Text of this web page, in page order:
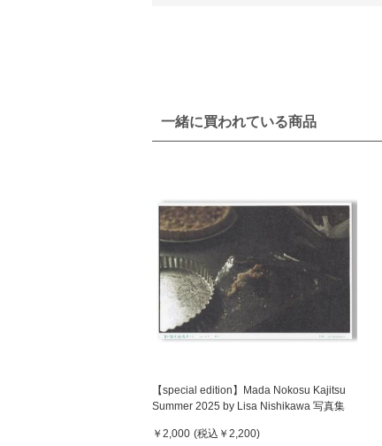
一緒に買われている商品
【special edition】Mada Nokosu Kajitsu
Summer 2025 by Lisa Nishikawa 写真集
￥2,000 (税込 ￥2,200)